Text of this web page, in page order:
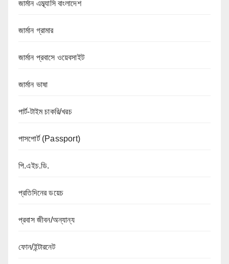
জার্মান এম্ব্যাসি বাংলাদেশ
জার্মান গ্রামার
জার্মান প্রবাসে ওয়েবসাইট
জার্মান ভাষা
পার্ট-টাইম চাকরি/খরচ
পাসপোর্ট (Passport)
পি.এইচ.ডি.
প্রতিদিনের ডয়েচ
প্রবাস জীবন/অন্যান্য
ফোন/ইন্টারনেট